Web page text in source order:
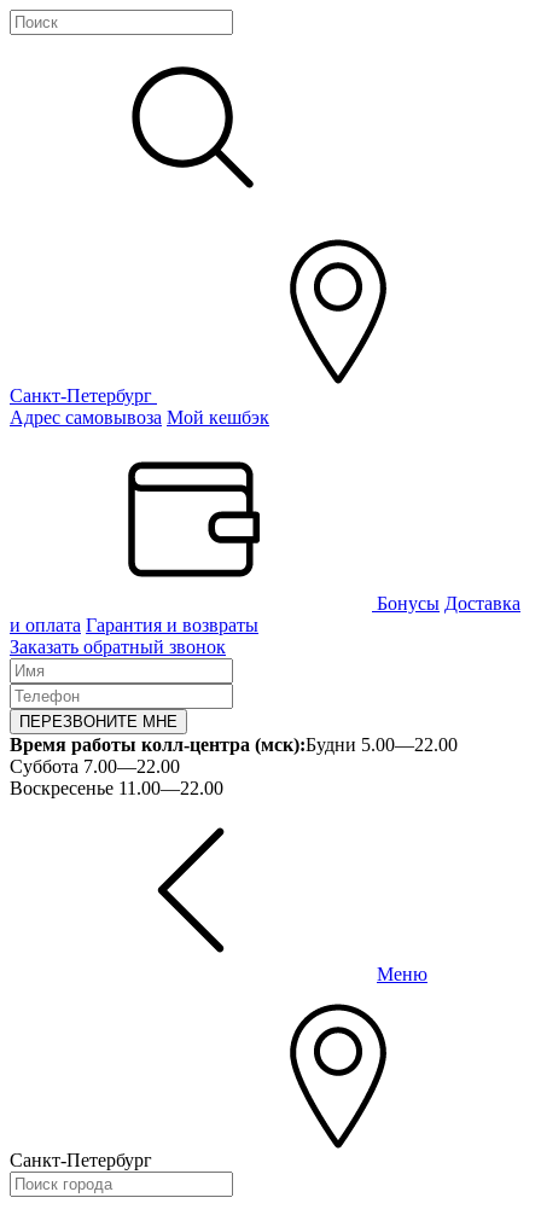
Санкт-Петербург
Адрес самовывоза Мой кешбэк
Бонусы Доставка
и оплата Гарантия и возвраты
Заказать обратный звонок
ПЕРЕЗВОНИТЕ МНЕ
Время работы колл-центра (мск):Будни 5.00—22.00
Суббота 7.00—22.00
Воскресенье 11.00—22.00
Меню
Санкт-Петербург